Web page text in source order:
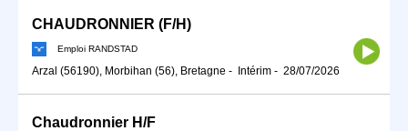
CHAUDRONNIER (F/H)
Emploi RANDSTAD
Arzal (56190), Morbihan (56), Bretagne - Intérim - 28/07/2026
Chaudronnier H/F